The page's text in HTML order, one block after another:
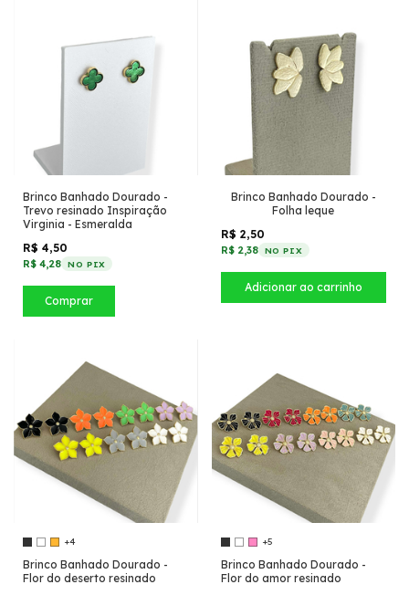
Brinco Banhado Dourado -
Trevo resinado Inspiração
Virginia - Esmeralda
R$ 4,50
R$ 4,28 NO PIX
Comprar
Brinco Banhado Dourado -
Folha leque
R$ 2,50
R$ 2,38 NO PIX
+4
Brinco Banhado Dourado -
Flor do deserto resinado
+5
Brinco Banhado Dourado -
Flor do amor resinado